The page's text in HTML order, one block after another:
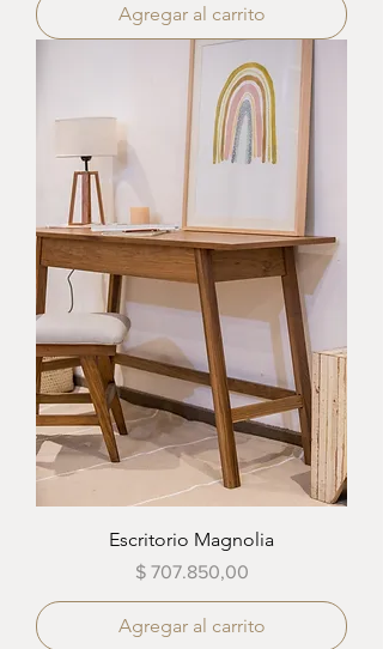
Agregar al carrito
Escritorio Magnolia
Precio
$ 707.850,00
Agregar al carrito